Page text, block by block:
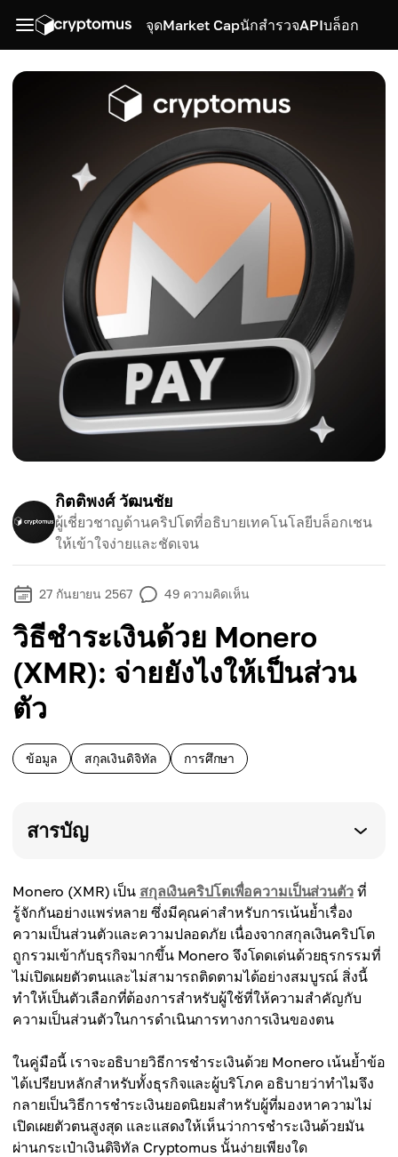
จุดMarket CapนักสำรวจAPIบล็อก
กิตติพงศ์ วัฒนชัย
ผู้เชี่ยวชาญด้านคริปโตที่อธิบายเทคโนโลยีบล็อกเชน
ให้เข้าใจง่ายและชัดเจน
27 กันยายน 2567 49 ความคิดเห็น
วิธีชำระเงินด้วย Monero
(XMR): จ่ายยังไงให้เป็นส่วน
ตัว
ข้อมูล สกุลเงินดิจิทัล การศึกษา
สารบัญ
Monero (XMR) เป็น สกุลเงินคริปโตเพื่อความเป็นส่วนตัวที่
รู้จักกันอย่างแพร่หลาย ซึ่งมีคุณค่าสำหรับการเน้นย้ำเรื่อง
ความเป็นส่วนตัวและความปลอดภัย เนื่องจากสกุลเงินคริปโต
ถูกรวมเข้ากับธุรกิจมากขึ้น Monero จึงโดดเด่นด้วยธุรกรรมที่
ไม่เปิดเผยตัวตนและไม่สามารถติดตามได้อย่างสมบูรณ์ สิ่งนี้
ทำให้เป็นตัวเลือกที่ต้องการสำหรับผู้ใช้ที่ให้ความสำคัญกับ
ความเป็นส่วนตัวในการดำเนินการทางการเงินของตน
ในคู่มือนี้ เราจะอธิบายวิธีการชำระเงินด้วย Monero เน้นย้ำข้อ
ได้เปรียบหลักสำหรับทั้งธุรกิจและผู้บริโภค อธิบายว่าทำไมจึง
กลายเป็นวิธีการชำระเงินยอดนิยมสำหรับผู้ที่มองหาความไม่
เปิดเผยตัวตนสูงสุด และแสดงให้เห็นว่าการชำระเงินด้วยมัน
ผ่านกระเป๋าเงินดิจิทัล Cryptomus นั้นง่ายเพียงใด